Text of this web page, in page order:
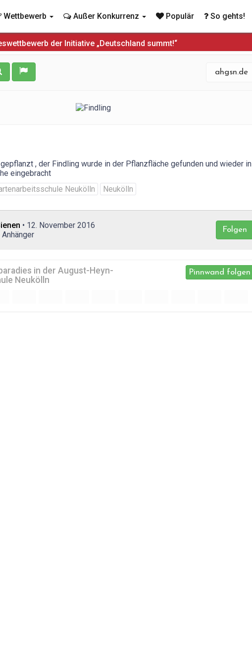
Wettbewerb Außer Konkurrenz Populär So gehts!
der Initiative „Deutschland summt!“
ahgsn.de
, der Findling wurde in der Pflanzfläche gefunden und wieder in
eingebracht
Neukölln
Neukölln
Folgen
• 12. November 2016
Pinnwand folgen
in der August-Heyn-
Neukölln